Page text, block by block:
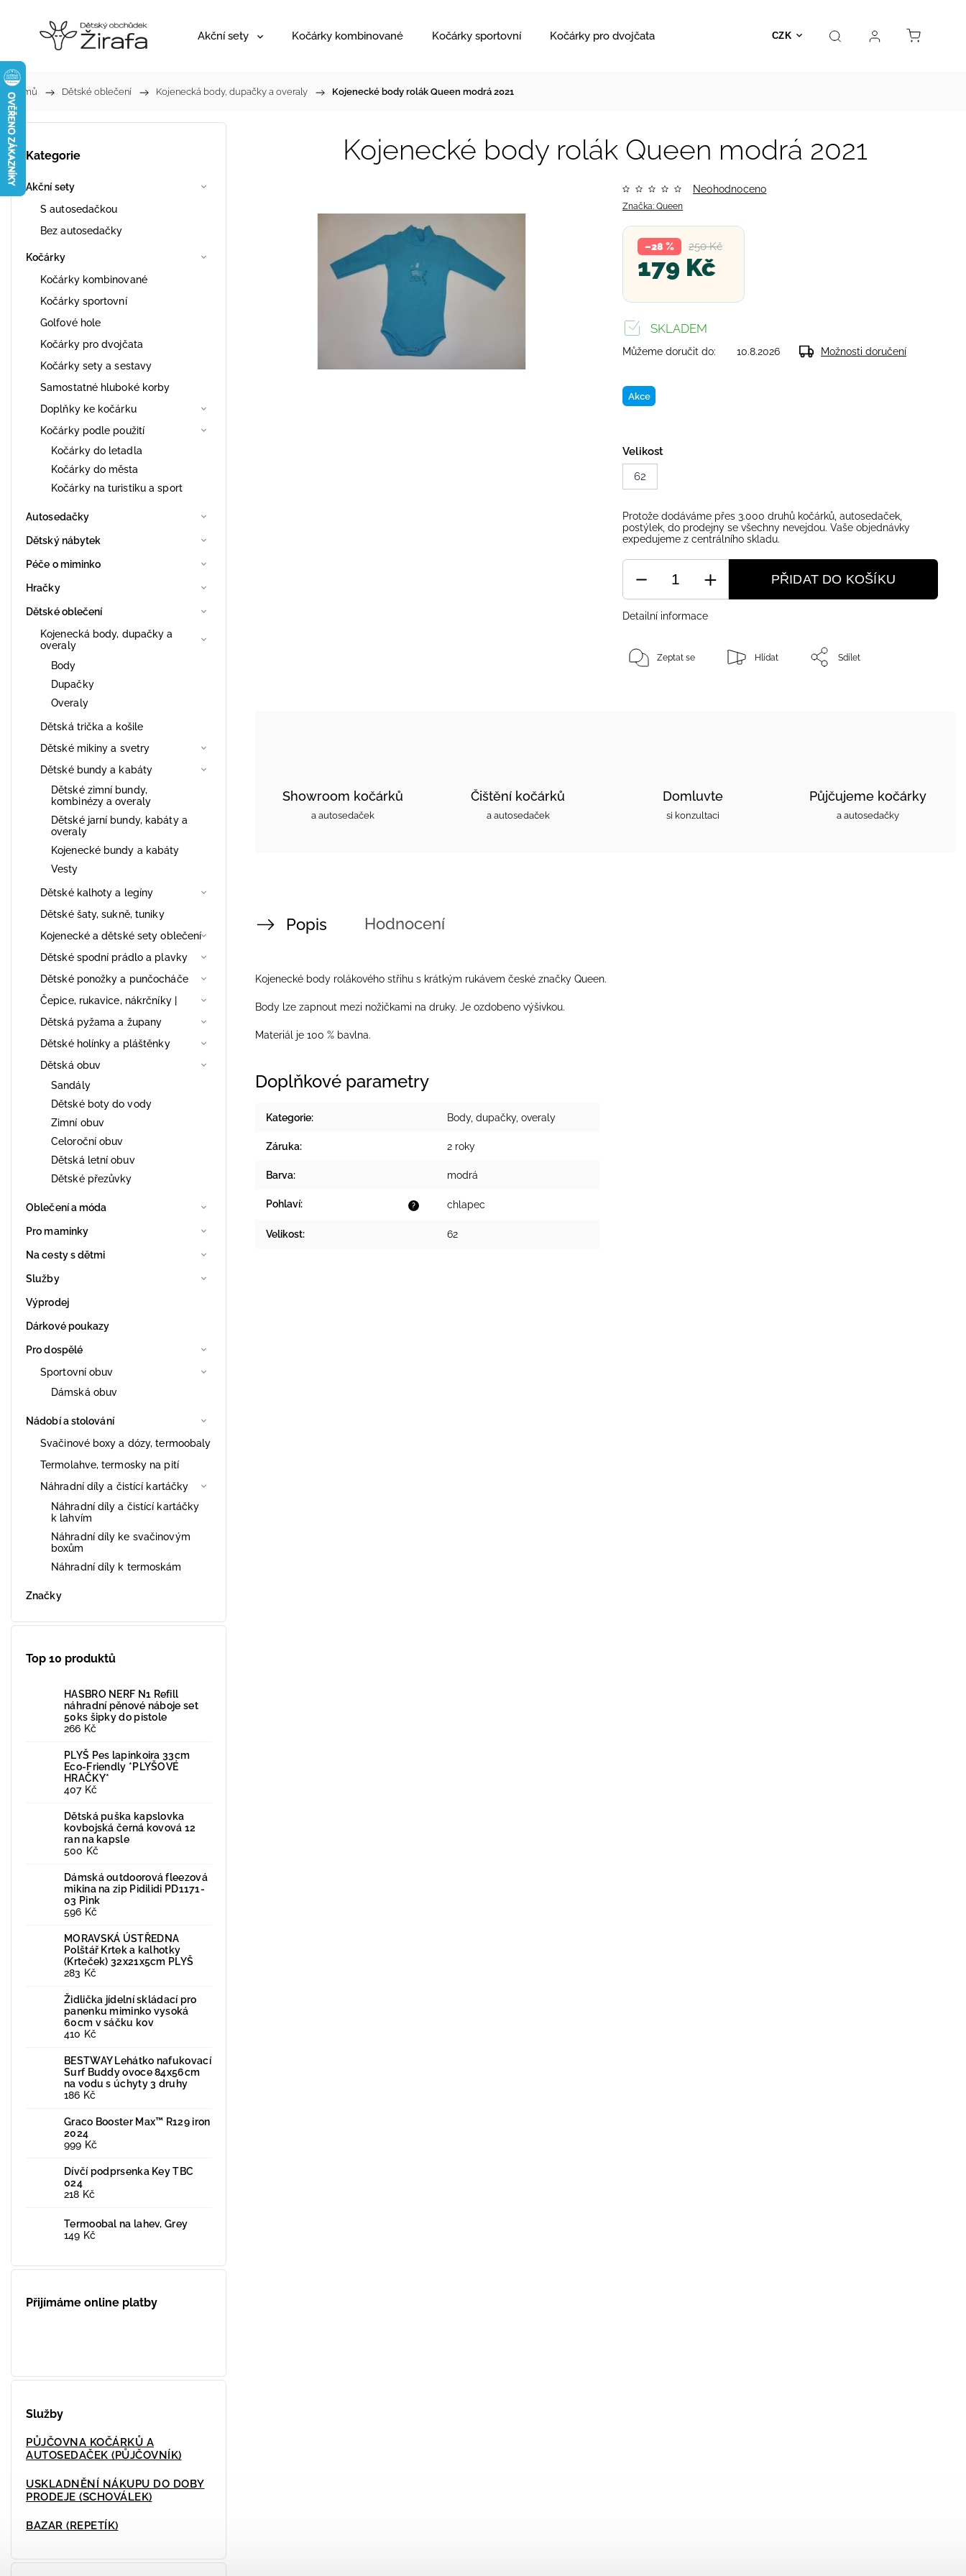
CZK
Akční sety Kočárky kombinované Kočárky sportovní Kočárky pro dvojčata Hračky Prodejna Kontakt
Domů / Dětské oblečení / Kojenecká body, dupačky a overaly / Kojenecké body rolák Queen modrá 2021
Kategorie
Akční sety
S autosedačkou
Bez autosedačky
Kočárky
Kočárky kombinované
Kočárky sportovní
Golfové hole
Kočárky pro dvojčata
Kočárky sety a sestavy
Samostatné hluboké korby
Doplňky ke kočárku
Kočárky podle použití
Kočárky do letadla
Kočárky do města
Kočárky na turistiku a sport
Autosedačky
Dětský nábytek
Péče o miminko
Hračky
Dětské oblečení
Kojenecká body, dupačky a
overaly
Body
Dupačky
Overaly
Dětská trička a košile
Dětské mikiny a svetry
Dětské bundy a kabáty
Dětské zimní bundy,
kombinézy a overaly
Dětské jarní bundy, kabáty a
overaly
Kojenecké bundy a kabáty
Vesty
Dětské kalhoty a legíny
Dětské šaty, sukně, tuniky
Kojenecké a dětské sety oblečení
Dětské spodní prádlo a plavky
Dětské ponožky a punčocháče
Čepice, rukavice, nákrčníky |
Dětská pyžama a župany
Dětské holínky a pláštěnky
Dětská obuv
Sandály
Dětské boty do vody
Zimní obuv
Celoroční obuv
Dětská letní obuv
Dětské přezůvky
Oblečení a móda
Pro maminky
Na cesty s dětmi
Služby
Výprodej
Dárkové poukazy
Pro dospělé
Sportovní obuv
Dámská obuv
Nádobí a stolování
Svačinové boxy a dózy, termoobaly
Termolahve, termosky na pití
Náhradní díly a čistící kartáčky
Náhradní díly a čistící kartáčky
k lahvím
Náhradní díly ke svačinovým
boxům
Náhradní díly k termoskám
Značky
Top 10 produktů
HASBRO NERF N1 Refill
náhradní pěnové náboje set
50ks šipky do pistole
266 Kč
PLYŠ Pes lapinkoira 33cm
Eco-Friendly *PLYŠOVÉ
HRAČKY*
407 Kč
Dětská puška kapslovka
kovbojská černá kovová 12
ran na kapsle
500 Kč
Dámská outdoorová fleezová
mikina na zip Pidilidi PD1171-
03 Pink
596 Kč
MORAVSKÁ ÚSTŘEDNA
Polštář Krtek a kalhotky
(Krteček) 32x21x5cm PLYŠ
283 Kč
Židlička jídelní skládací pro
panenku miminko vysoká
60cm v sáčku kov
410 Kč
BESTWAY Lehátko nafukovací
Surf Buddy ovoce 84x56cm
na vodu s úchyty 3 druhy
186 Kč
Graco Booster Max™ R129 iron
2024
999 Kč
Dívčí podprsenka Key TBC
024
218 Kč
Termoobal na lahev, Grey
149 Kč
Přijímáme online platby
Služby
PŮJČOVNA KOČÁRKŮ A
AUTOSEDAČEK (PŮJČOVNÍK)
USKLADNĚNÍ NÁKUPU DO DOBY
PRODEJE (SCHOVÁLEK)
BAZAR (REPETÍK)
Kojenecké body rolák Queen modrá 2021
Značka: Queen
Neohodnoceno
250 Kč
–28 %
179 Kč
Akce
Velikost
62
SKLADEM
Můžeme doručit do: 10.8.2026 Možnosti doručení
Protože dodáváme přes 3.000 druhů kočárků, autosedaček,
postýlek, do prodejny se všechny nevejdou. Vaše objednávky
expedujeme z centrálního skladu.
PŘIDAT DO KOŠÍKU
Detailní informace
Zeptat se Hlídat Sdílet
Showroom kočárků
a autosedaček
Čištění kočárků
a autosedaček
Domluvte
si konzultaci
Půjčujeme kočárky
a autosedačky
Popis Hodnocení
Kojenecké body rolákového střihu s krátkým rukávem české značky Queen.
Body lze zapnout mezi nožičkami na druky. Je ozdobeno výšivkou.
Materiál je 100 % bavlna.
Doplňkové parametry
Kategorie: Body, dupačky, overaly
Záruka: 2 roky
Barva: modrá
?
Pohlaví: chlapec
Velikost: 62